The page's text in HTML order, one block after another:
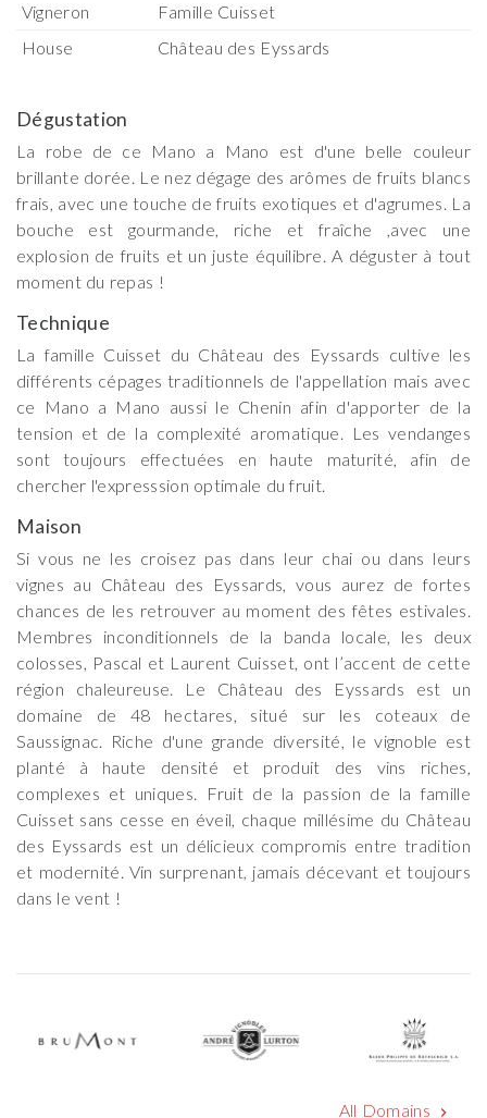
Vigneron
Famille Cuisset
House
Château des Eyssards
Dégustation
La robe de ce Mano a Mano est d'une belle couleur
brillante dorée. Le nez dégage des arômes de fruits blancs
frais, avec une touche de fruits exotiques et d'agrumes. La
bouche est gourmande, riche et fraîche ,avec une
explosion de fruits et un juste équilibre. A déguster à tout
moment du repas !
Technique
La famille Cuisset du Château des Eyssards cultive les
différents cépages traditionnels de l'appellation mais avec
ce Mano a Mano aussi le Chenin afin d'apporter de la
tension et de la complexité aromatique. Les vendanges
sont toujours effectuées en haute maturité, afin de
chercher l'expresssion optimale du fruit.
Maison
Si vous ne les croisez pas dans leur chai ou dans leurs
vignes au Château des Eyssards, vous aurez de fortes
chances de les retrouver au moment des fêtes estivales.
Membres inconditionnels de la banda locale, les deux
colosses, Pascal et Laurent Cuisset, ont l’accent de cette
région chaleureuse. Le Château des Eyssards est un
domaine de 48 hectares, situé sur les coteaux de
Saussignac. Riche d'une grande diversité, le vignoble est
planté à haute densité et produit des vins riches,
complexes et uniques. Fruit de la passion de la famille
Cuisset sans cesse en éveil, chaque millésime du Château
des Eyssards est un délicieux compromis entre tradition
et modernité. Vin surprenant, jamais décevant et toujours
dans le vent !
All Domains chevron_right